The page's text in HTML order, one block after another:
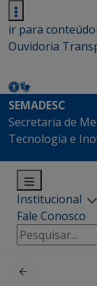
ir para conteúdo
Ouvidoria
SEMADESC
Secretaria de
Tecnologia e
Institucional
Fale Conosco
Pesquisar
por: